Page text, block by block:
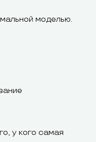
моделью.
у кого самая